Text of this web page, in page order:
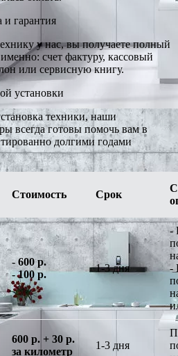
гарантия
у нас, вы получаете полный
счет фактуру, кассовый
или сервисную книгу.
установки
техники, наши
всегда готовы помочь вам в
долгими годами
Стоимость Срок
- 600 р.
-100 р.
1-3 дня
-
-
600 р. + 30 р.
за километр
1-3 дня